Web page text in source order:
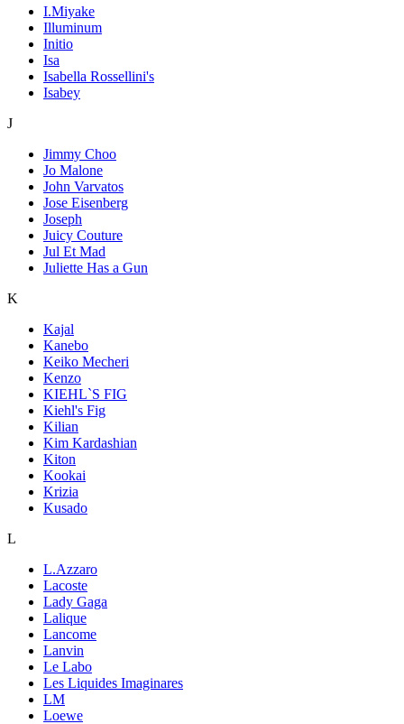
I.Miyake
Illuminum
Initio
Isa
Isabella Rossellini's
Isabey
J
Jimmy Choo
Jo Malone
John Varvatos
Jose Eisenberg
Joseph
Juicy Couture
Jul Et Mad
Juliette Has a Gun
K
Kajal
Kanebo
Keiko Mecheri
Kenzo
KIEHL`S FIG
Kiehl's Fig
Kilian
Kim Kardashian
Kiton
Kookai
Krizia
Kusado
L
L.Azzaro
Lacoste
Lady Gaga
Lalique
Lancome
Lanvin
Le Labo
Les Liquides Imaginares
LM
Loewe